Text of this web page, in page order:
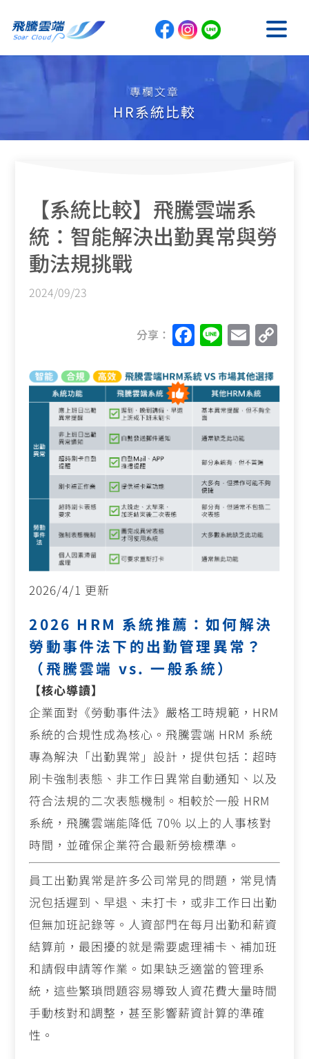
專欄文章
HR系統比較
【系統比較】飛騰雲端系
統：智能解決出勤異常與勞
動法規挑戰
2024/09/23
分享： F
a
c
e
b
o
o
k
Li
n
e
E
m
ai
l
C
p
y
Li
n
k
2026/4/1 更新
2026 HRM 系統推薦：如何解決
勞動事件法下的出勤管理異常？
（飛騰雲端 vs. 一般系統）
【核心導讀】
企業面對《勞動事件法》嚴格工時規範，HRM
系統的合規性成為核心。飛騰雲端 HRM 系統
專為解決「出勤異常」設計，提供包括：超時
刷卡強制表態、非工作日異常自動通知、以及
符合法規的二次表態機制。相較於一般 HRM
系統，飛騰雲端能降低 70% 以上的人事核對
時間，並確保企業符合最新勞檢標準。
員工出勤異常是許多公司常見的問題，常見情
況包括遲到、早退、未打卡，或非工作日出勤
但無加班記錄等。人資部門在每月出勤和薪資
結算前，最困擾的就是需要處理補卡、補加班
和請假申請等作業。如果缺乏適當的管理系
統，這些繁瑣問題容易導致人資花費大量時間
手動核對和調整，甚至影響薪資計算的準確
性。